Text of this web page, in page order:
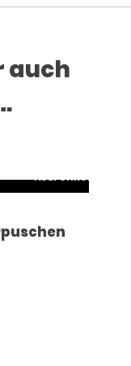
auch